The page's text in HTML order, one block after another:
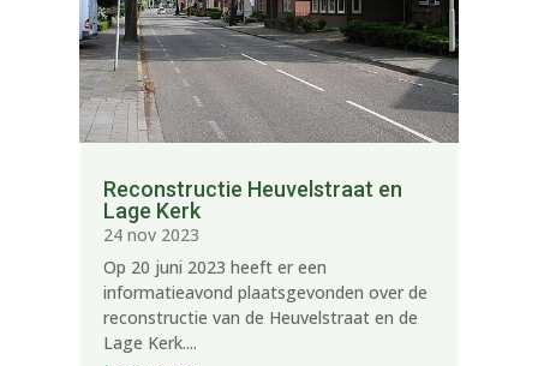
Reconstructie Heuvelstraat en
Lage Kerk
24 nov 2023
Op 20 juni 2023 heeft er een
informatieavond plaatsgevonden over de
reconstructie van de Heuvelstraat en de
Lage Kerk....